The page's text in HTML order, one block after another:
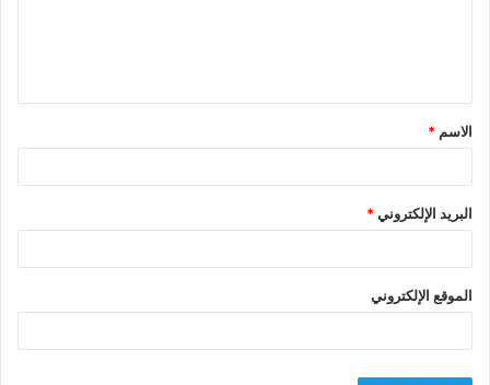
ق
*
الاسم *
البريد الإلكتروني*
الموقع الإلكتروني